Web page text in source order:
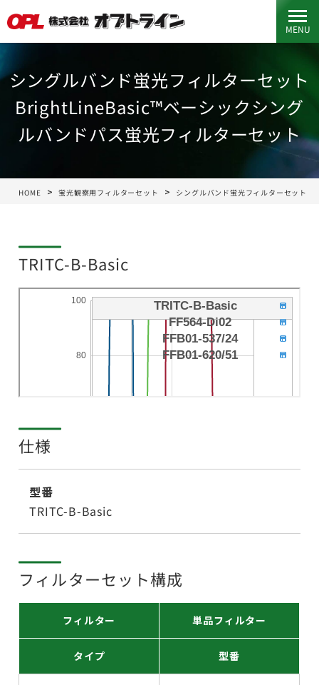
MENU
シングルバンド蛍光フィルターセット
BrightLineBasic™ベーシックシング
ルバンドパス蛍光フィルターセット
HOME 蛍光観察用フィルターセット シングルバンド蛍光フィルターセット
TRITC-B-Basic
仕様
型番
TRITC-B-Basic
フィルターセット構成
フィルター 単品フィルター
タイプ 型番